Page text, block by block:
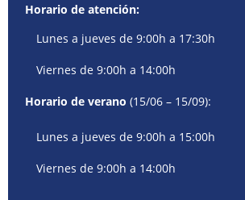
Horario de atención:
Lunes a jueves de 9:00h a 17:30h
Viernes de 9:00h a 14:00h
Horario de verano (15/06 – 15/09):
Lunes a jueves de 9:00h a 15:00h
Viernes de 9:00h a 14:00h